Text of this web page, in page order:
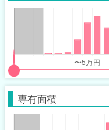
専有面積